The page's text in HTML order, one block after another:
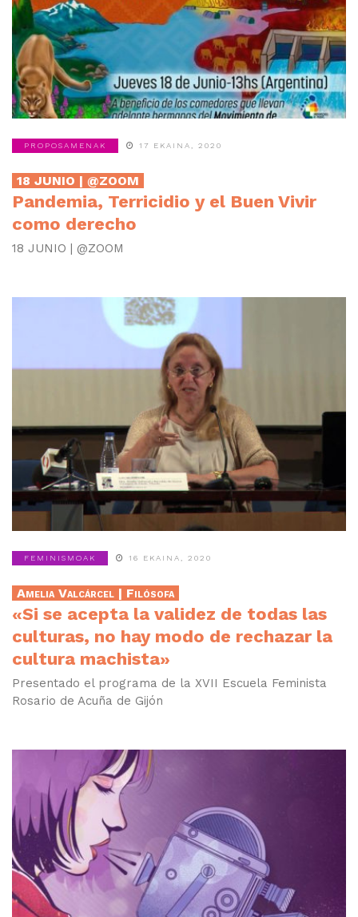
PROPOSAMENAK 17 EKAINA, 2020
18 JUNIO | @ZOOM
Pandemia, Terricidio y el Buen Vivir
como derecho
18 JUNIO | @ZOOM
FEMINISMOAK 16 EKAINA, 2020
Amelia Valcárcel | Filósofa
«Si se acepta la validez de todas las
culturas, no hay modo de rechazar la
cultura machista»
Presentado el programa de la XVII Escuela Feminista
Rosario de Acuña de Gijón